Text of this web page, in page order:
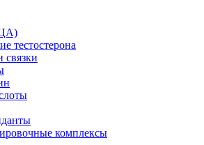
тестостерона
связки
комплексы